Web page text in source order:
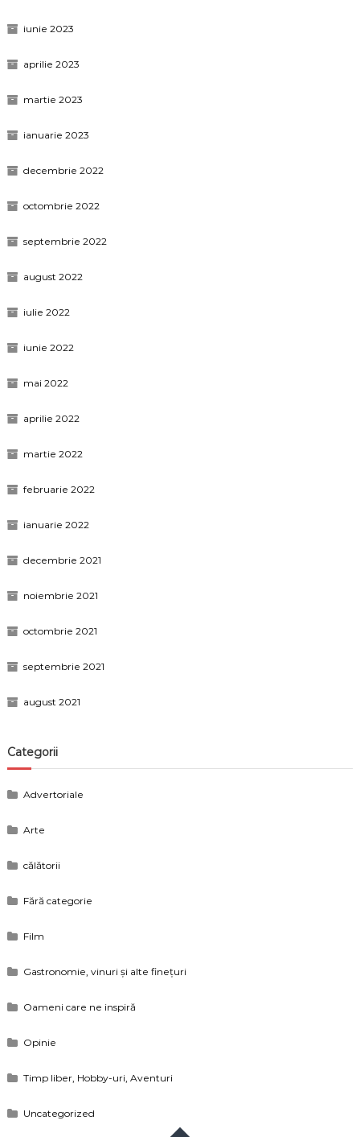
iunie 2023
aprilie 2023
martie 2023
ianuarie 2023
decembrie 2022
octombrie 2022
septembrie 2022
august 2022
iulie 2022
iunie 2022
mai 2022
aprilie 2022
martie 2022
februarie 2022
ianuarie 2022
decembrie 2021
noiembrie 2021
octombrie 2021
septembrie 2021
august 2021
Categorii
Advertoriale
Arte
călătorii
Fără categorie
Film
Gastronomie, vinuri și alte finețuri
Oameni care ne inspiră
Opinie
Timp liber, Hobby-uri, Aventuri
Uncategorized